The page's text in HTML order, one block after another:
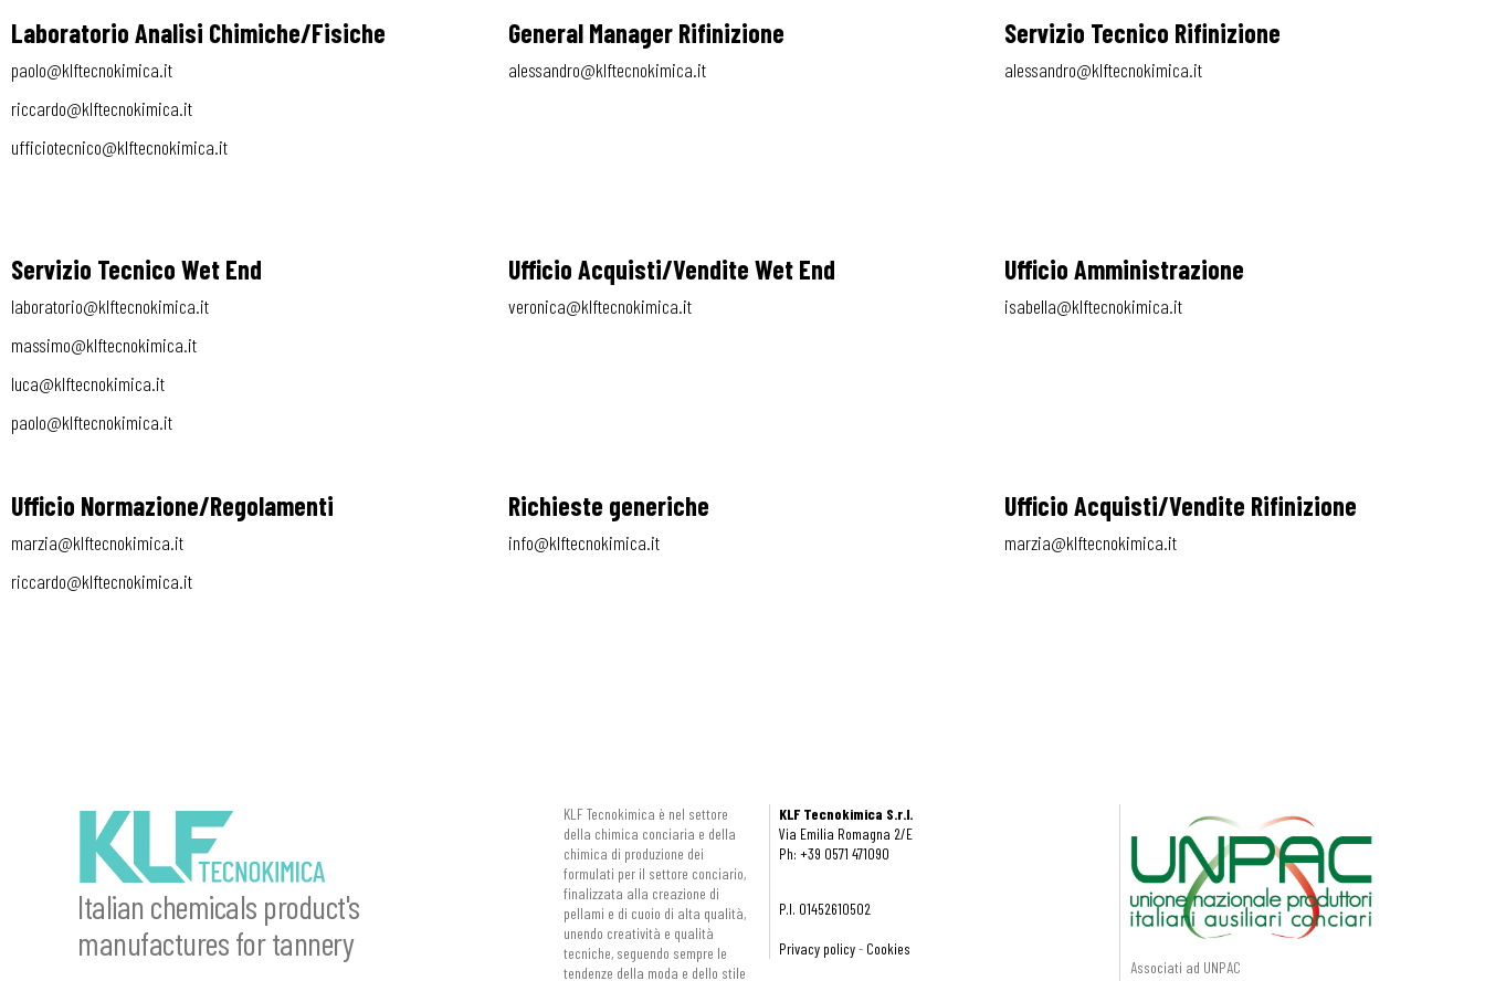
Laboratorio Analisi Chimiche/Fisiche
paolo@klftecnokimica.it
riccardo@klftecnokimica.it
ufficiotecnico@klftecnokimica.it
General Manager Rifinizione
alessandro@klftecnokimica.it
Servizio Tecnico Rifinizione
alessandro@klftecnokimica.it
Servizio Tecnico Wet End
laboratorio@klftecnokimica.it
massimo@klftecnokimica.it
luca@klftecnokimica.it
paolo@klftecnokimica.it
Ufficio Acquisti/Vendite Wet End
veronica@klftecnokimica.it
Ufficio Amministrazione
isabella@klftecnokimica.it
Ufficio Normazione/Regolamenti
marzia@klftecnokimica.it
riccardo@klftecnokimica.it
Richieste generiche
info@klftecnokimica.it
Ufficio Acquisti/Vendite Rifinizione
marzia@klftecnokimica.it
Italian chemicals product's
manufactures for tannery
KLF Tecnokimica è nel settore
della chimica conciaria e della
chimica di produzione dei
formulati per il settore conciario,
finalizzata alla creazione di
pellami e di cuoio di alta qualità,
unendo creatività e qualità
tecniche, seguendo sempre le
tendenze della moda e dello stile
KLF Tecnokimica S.r.l.
Via Emilia Romagna 2/E
Ph: +39 0571 471090
P.I. 01452610502
Privacy policy- Cookies
Associati ad UNPAC